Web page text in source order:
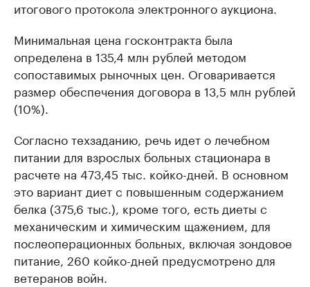
итогового протокола электронного аукциона.
Минимальная цена госконтракта была
определена в 135,4 млн рублей методом
сопоставимых рыночных цен. Оговаривается
размер обеспечения договора в 13,5 млн рублей
(10%).
Согласно техзаданию, речь идет о лечебном
питании для взрослых больных стационара в
расчете на 473,45 тыс. койко-дней. В основном
это вариант диет с повышенным содержанием
белка (375,6 тыс.), кроме того, есть диеты с
механическим и химическим щажением, для
послеоперационных больных, включая зондовое
питание, 260 койко-дней предусмотрено для
ветеранов войн.